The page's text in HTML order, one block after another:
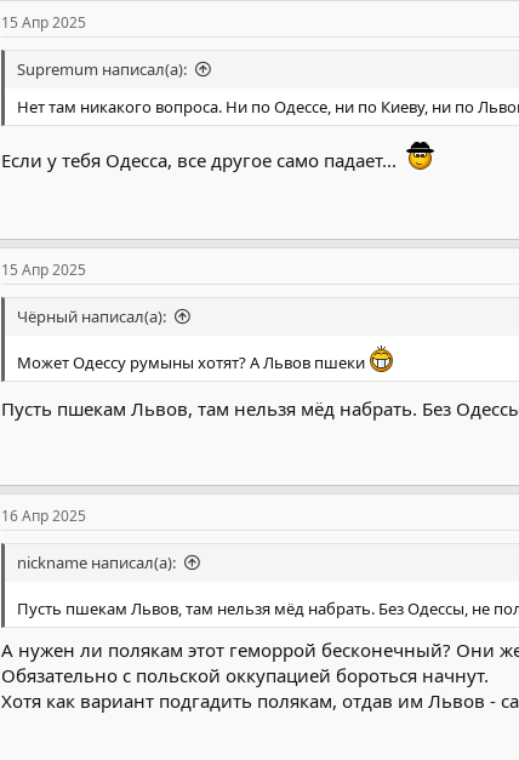
к
ц
и
15 Апр 2025
Supremum написал(а):
Нет там никакого вопроса. Ни по Одессе, ни по Киеву, ни по
Если у тебя Одесса, все другое само падает...
15 Апр 2025
Чёрный написал(а):
Может Одессу румыны хотят? А Львов пшеки
Пусть пшекам Львов, там нельзя мёд набрать. Без
16 Апр 2025
nickname написал(а):
Пусть пшекам Львов, там нельзя мёд набрать. Без Одессы, не
А нужен ли полякам этот геморрой бесконечный? Они
Обязательно с польской оккупацией бороться начнут.
Хотя как вариант подгадить полякам, отдав им Львов -